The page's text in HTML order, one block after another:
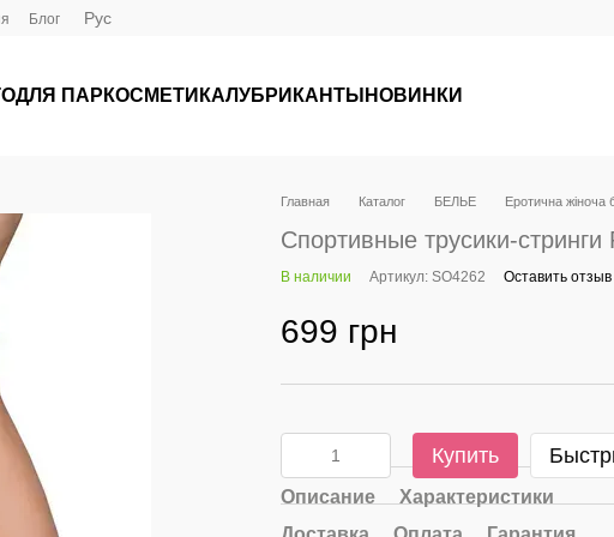
Блог Рус
ДЛЯ ПАР КОСМЕТИКАЛУБРИКАНТЫ НОВИНКИ
Главная Каталог БЕЛЬЕ Еротична жіноча
Спортивные трусики-
В наличии Артикул: SO4262 Оставить отзыв
699 грн
Купить
Описание
Характеристики